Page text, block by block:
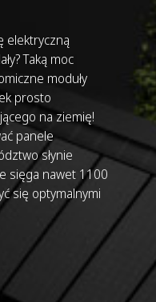
elektryczną
Taką moc
moduły
prosto
na ziemię!
panele
słynie
sięga nawet 1100
się optymalnymi